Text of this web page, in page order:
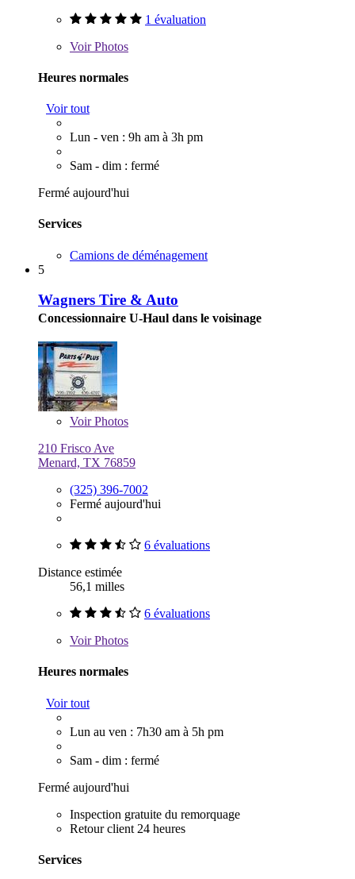
1 évaluation
VoirPhotos
Heures normales
Voir tout
Lun - ven : 9h am à 3h pm
Sam - dim : fermé
Fermé aujourd'hui
Services
Camions de déménagement
5
Wagners Tire & Auto
Concessionnaire U-Haul dans le voisinage
VoirPhotos
210 Frisco Ave
Menard, TX 76859
(325) 396-7002
Fermé aujourd'hui
6 évaluations
Distance estimée
56,1 milles
6 évaluations
VoirPhotos
Heures normales
Voir tout
Lun au ven : 7h30 am à 5h pm
Sam - dim : fermé
Fermé aujourd'hui
Inspection gratuite du remorquage
Retour client 24 heures
Services